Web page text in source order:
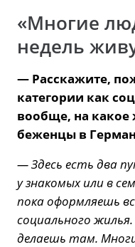
«Многие
недель
— Расскажите,
категории как
вообще, на какое
беженцы в
— Здесь есть два
у знакомых или в
пока оформляешь
социального
делаешь там.